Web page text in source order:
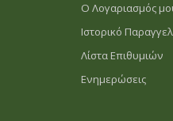
Ο Λογαριασμός
Ιστορικό
Λίστα Επιθυμιών
Ενημερώσεις